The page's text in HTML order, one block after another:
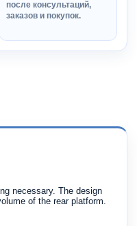
после консультаций,
заказов и покупок.
necessary. The design
of the rear platform.